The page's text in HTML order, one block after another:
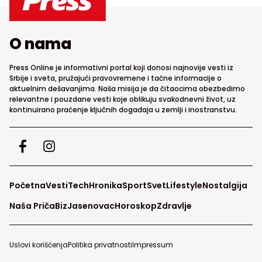
O nama
Press Online je informativni portal koji donosi najnovije vesti iz
Srbije i sveta, pružajući pravovremene i tačne informacije o
aktuelnim dešavanjima. Naša misija je da čitaocima obezbedimo
relevantne i pouzdane vesti koje oblikuju svakodnevni život, uz
kontinuirano praćenje ključnih događaja u zemlji i inostranstvu.
PočetnaVestiTechHronikaSportSvetLifestyleNostalgija
Naša PričaBizJasenovacHoroskopZdravlje
Uslovi korišćenjaPolitika privatnostiImpressum